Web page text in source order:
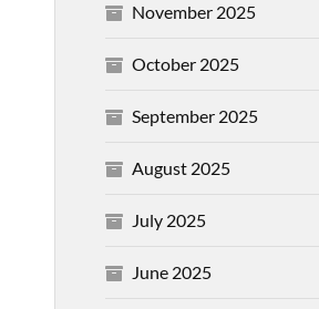
November 2025
October 2025
September 2025
August 2025
July 2025
June 2025